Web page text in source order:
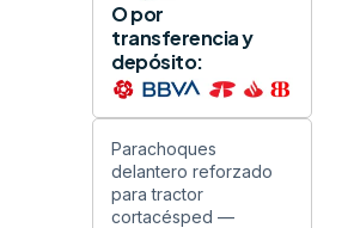
O por
transferencia y
depósito:
Parachoques
delantero reforzado
para tractor
cortacésped —